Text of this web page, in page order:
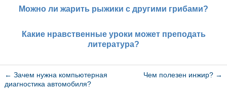
Можно ли жарить рыжики с другими грибами?
Какие нравственные уроки может преподать
литература?
← Зачем нужна компьютерная
диагностика автомобиля?
Чем полезен инжир? →